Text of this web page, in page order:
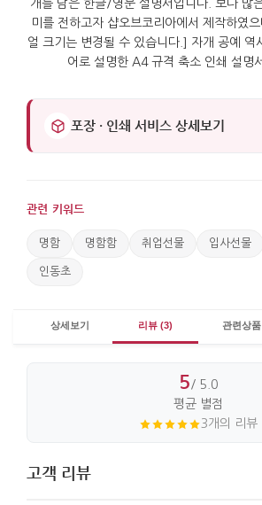
포장 · 인쇄 서비스 상세보기
관련 키워드
명함 명함함 취업선물 입사선물
인동초
상세보기 리뷰 (3) 관련상품
5/ 5.0
평균 별점
3개의 리뷰
고객 리뷰